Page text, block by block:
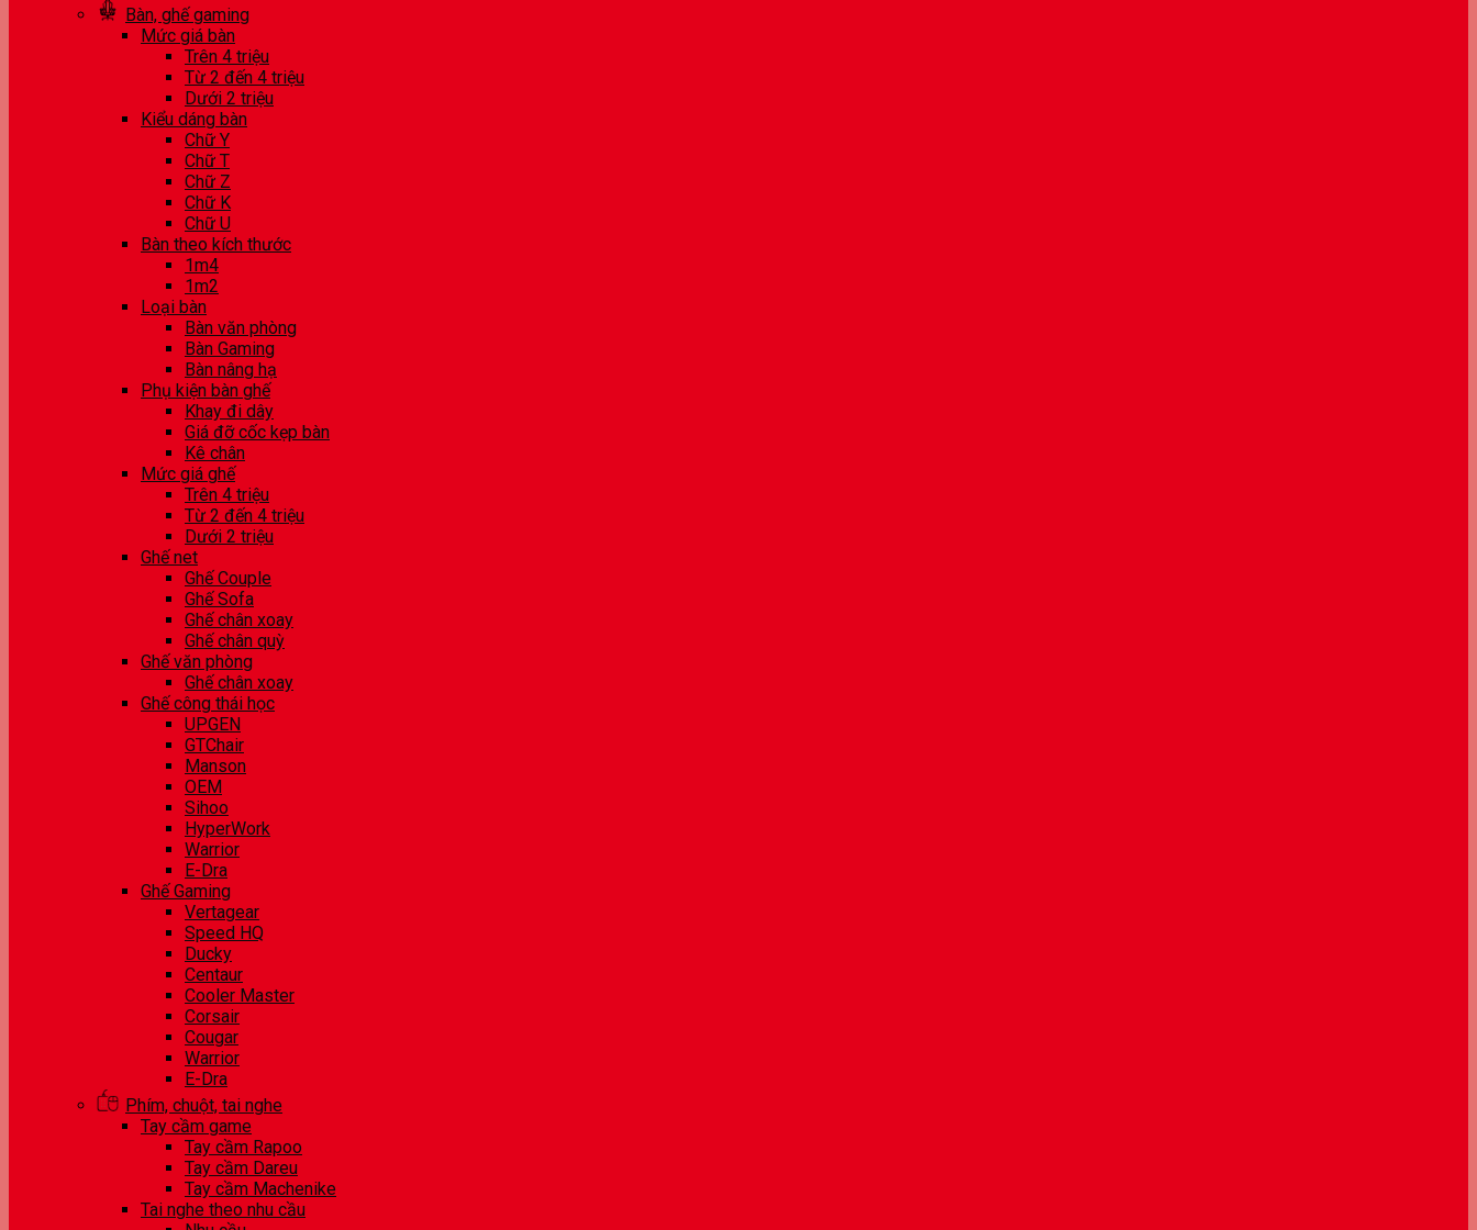
Bàn, ghế gaming
Mức giá bàn
Trên 4 triệu
Từ 2 đến 4 triệu
Dưới 2 triệu
Kiểu dáng bàn
Chữ Y
Chữ T
Chữ Z
Chữ K
Chữ U
Bàn theo kích thước
1m4
1m2
Loại bàn
Bàn văn phòng
Bàn Gaming
Bàn nâng hạ
Phụ kiện bàn ghế
Khay đi dây
Giá đỡ cốc kẹp bàn
Kê chân
Mức giá ghế
Trên 4 triệu
Từ 2 đến 4 triệu
Dưới 2 triệu
Ghế net
Ghế Couple
Ghế Sofa
Ghế chân xoay
Ghế chân quỳ
Ghế văn phòng
Ghế chân xoay
Ghế công thái học
UPGEN
GTChair
Manson
OEM
Sihoo
HyperWork
Warrior
E-Dra
Ghế Gaming
Vertagear
Speed HQ
Ducky
Centaur
Cooler Master
Corsair
Cougar
Warrior
E-Dra
Phím, chuột, tai nghe
Tay cầm game
Tay cầm Rapoo
Tay cầm Dareu
Tay cầm Machenike
Tai nghe theo nhu cầu